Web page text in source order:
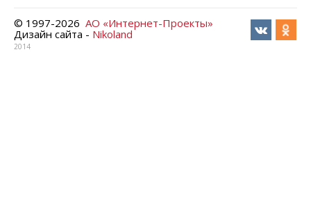
© 1997-2026 АО «Интернет-Проекты»
Дизайн сайта - Nikoland
2014